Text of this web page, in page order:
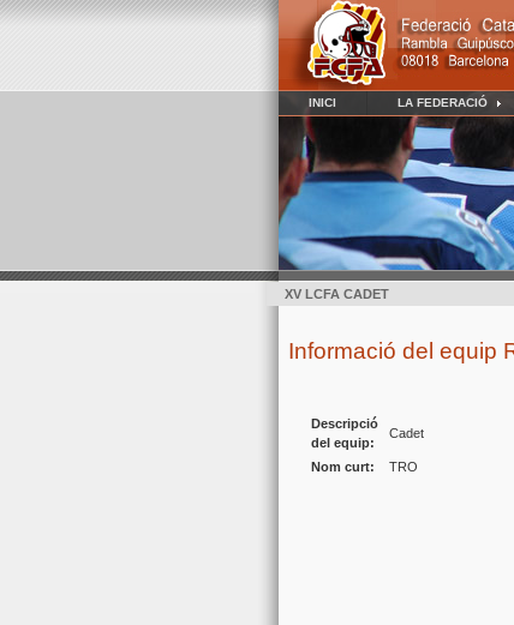
INICI LA FEDERACIÓ
XV LCFA CADET
Informació del equip
Descripció
del equip:
Cadet
Nom curt: TRO